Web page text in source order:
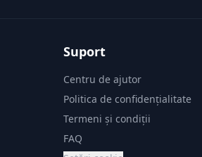
Suport
Centru de ajutor
Politica de confidențialitate
Termeni și condiții
FAQ